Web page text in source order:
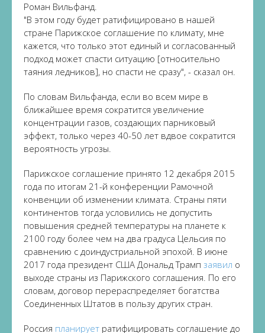
Роман Вильфанд.
"В этом году будет ратифицировано в нашей
стране Парижское соглашение по климату, мне
кажется, что только этот единый и согласованный
подход может спасти ситуацию [относительно
таяния ледников], но спасти не сразу", - сказал он.
По словам Вильфанда, если во всем мире в
ближайшее время сократится увеличение
концентрации газов, создающих парниковый
эффект, только через 40-50 лет вдвое сократится
вероятность угрозы.
Парижское соглашение принято 12 декабря 2015
года по итогам 21-й конференции Рамочной
конвенции об изменении климата. Страны пяти
континентов тогда условились не допустить
повышения средней температуры на планете к
2100 году более чем на два градуса Цельсия по
сравнению с доиндустриальной эпохой. В июне
2017 года президент США Дональд Трамп заявил о
выходе страны из Парижского соглашения. По его
словам, договор перераспределяет богатства
Соединенных Штатов в пользу других стран.
Россия планирует ратифицировать соглашение до